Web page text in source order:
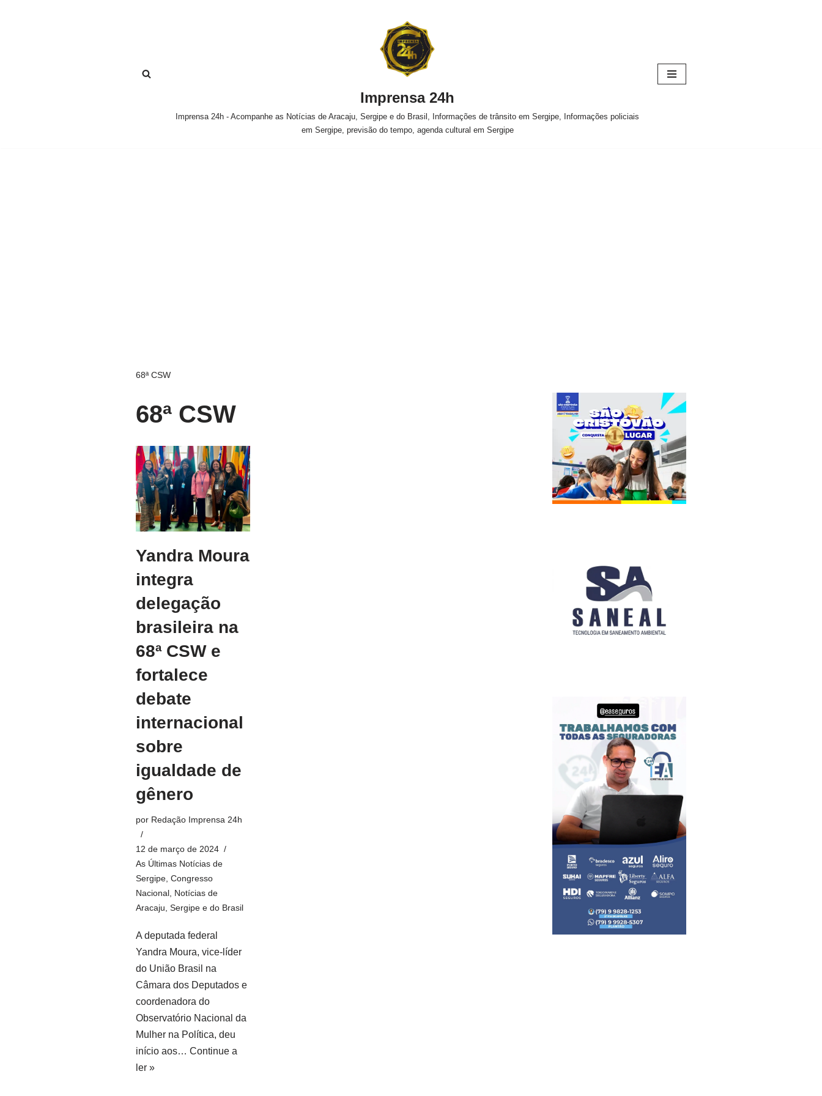
Imprensa 24h
Imprensa 24h - Acompanhe as Notícias de Aracaju, Sergipe e do Brasil, Informações de trânsito em Sergipe, Informações policiais
em Sergipe, previsão do tempo, agenda cultural em Sergipe
68ª CSW
68ª CSW
Yandra Moura
integra
delegação
brasileira na
68ª CSW e
fortalece
debate
internacional
sobre
igualdade de
gênero
por Redação Imprensa 24h
12 de março de 2024
As Últimas Notícias de
Sergipe Congresso
Nacional Notícias de
Aracaju, Sergipe e do Brasil
A deputada federal
Yandra Moura, vice-líder
do União Brasil na
Câmara dos Deputados e
coordenadora do
Observatório Nacional da
Mulher na Política, deu
início aos… Continue a
ler »